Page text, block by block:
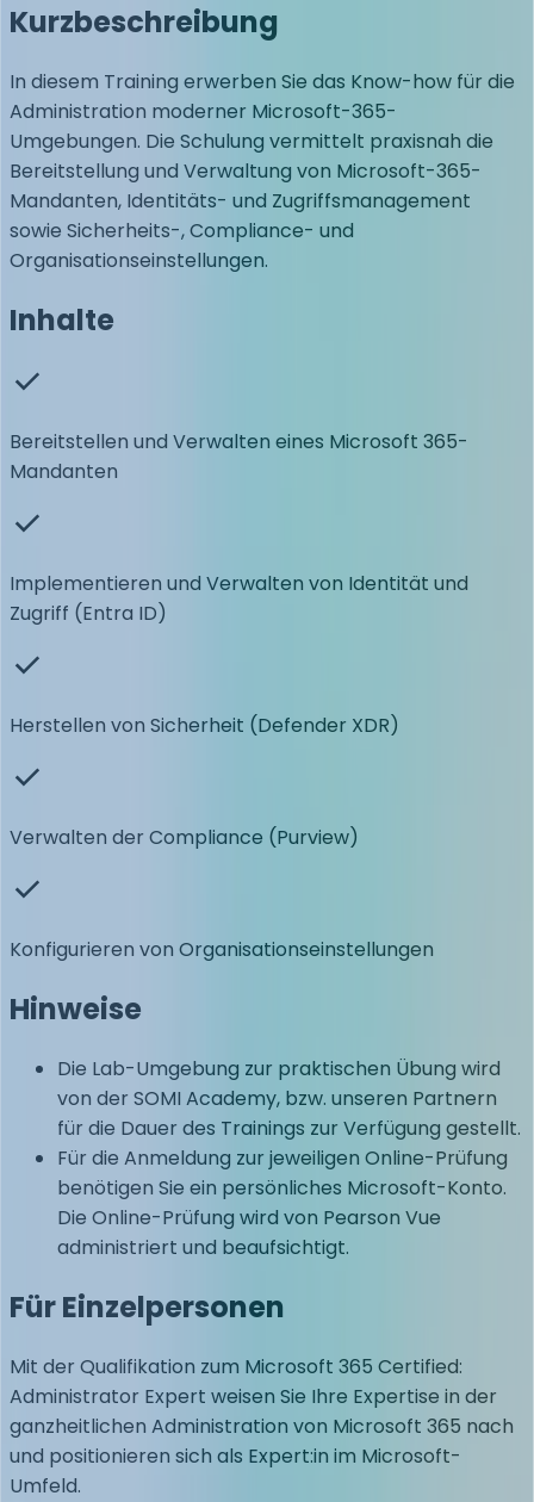
Kurzbeschreibung
In diesem Training erwerben Sie das Know-how für die
Administration moderner Microsoft-365-
Umgebungen. Die Schulung vermittelt praxisnah die
Bereitstellung und Verwaltung von Microsoft-365-
Mandanten, Identitäts- und Zugriffsmanagement
sowie Sicherheits-, Compliance- und
Organisationseinstellungen.
Inhalte
Bereitstellen und Verwalten eines Microsoft 365-
Mandanten
Implementieren und Verwalten von Identität und
Zugriff (Entra ID)
Herstellen von Sicherheit (Defender XDR)
Verwalten der Compliance (Purview)
Konfigurieren von Organisationseinstellungen
Hinweise
Die Lab-Umgebung zur praktischen Übung wird
von der SOMI Academy, bzw. unseren Partnern
für die Dauer des Trainings zur Verfügung gestellt.
Für die Anmeldung zur jeweiligen Online-Prüfung
benötigen Sie ein persönliches Microsoft-Konto.
Die Online-Prüfung wird von Pearson Vue
administriert und beaufsichtigt.
Für Einzelpersonen
Mit der Qualifikation zum Microsoft 365 Certified:
Administrator Expert weisen Sie Ihre Expertise in der
ganzheitlichen Administration von Microsoft 365 nach
und positionieren sich als Expert:in im Microsoft-
Umfeld.